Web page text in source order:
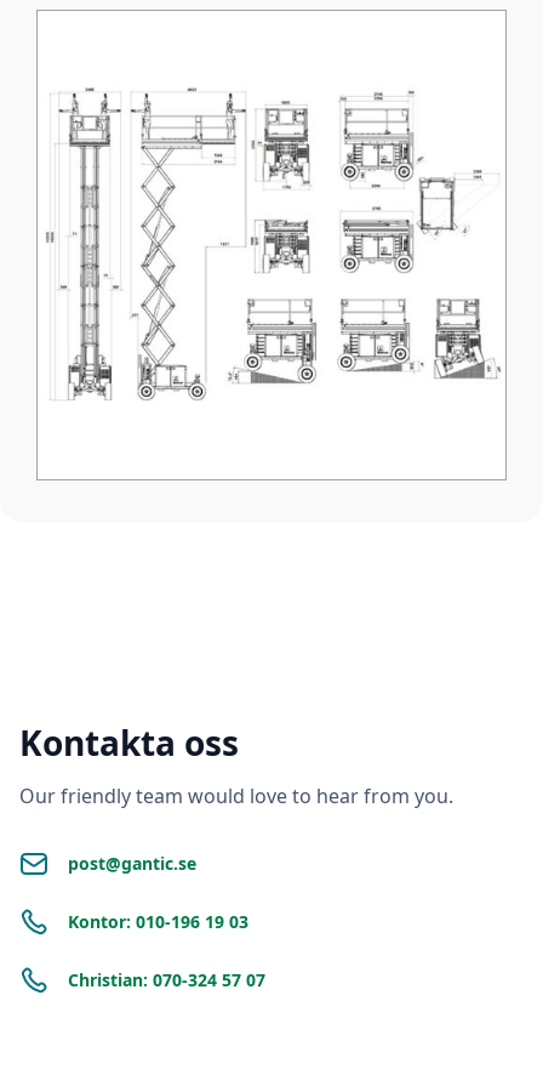
Kontakta oss
Our friendly team would love to hear from you.
post@gantic.se
Kontor: 010-196 19 03
Christian: 070-324 57 07